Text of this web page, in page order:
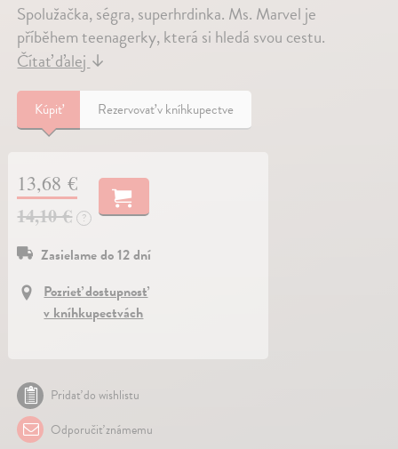
Spolužačka, ségra, superhrdinka. Ms. Marvel je
příběhem teenagerky, která si hledá svou cestu.
Čítať ďalej↓
Kúpiť Rezervovať v kníhkupectve
13,68 €
14,10 €
?
Zasielame do 12 dní
Pozrieť dostupnosť
v kníhkupectvách
Pridať do wishlistu
Odporučiť známemu